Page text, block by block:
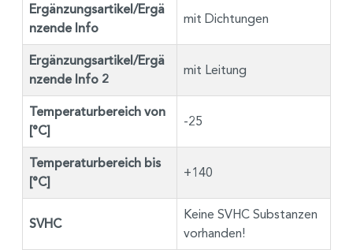
Ergänzungsartikel/Ergä
nzende Info
mit Dichtungen
Ergänzungsartikel/Ergä
nzende Info 2
mit Leitung
Temperaturbereich von
[°C]
-25
Temperaturbereich bis
[°C]
+140
SVHC
Keine SVHC Substanzen
vorhanden!